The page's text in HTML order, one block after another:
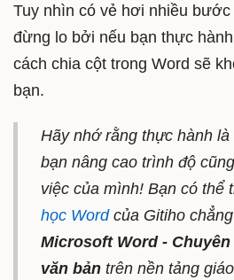
Tuy nhìn có vẻ hơi nhiều
đừng lo bởi nếu bạn thực
cách chia cột trong Word sẽ
bạn.
Hãy nhớ rằng thực hành
bạn nâng cao trình độ
việc của mình! Bạn có thể
học Wordcủa Gitiho
Microsoft Word -
văn bản trên nền tảng